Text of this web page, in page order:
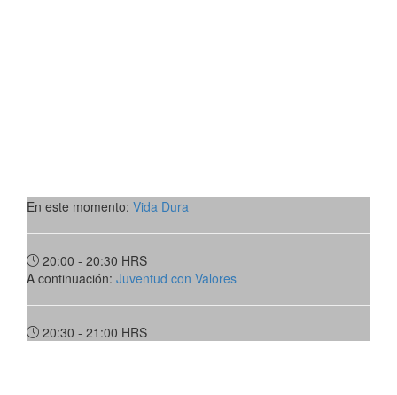
En este momento: Vida Dura
20:00 - 20:30 HRS
A continuación: Juventud con Valores
20:30 - 21:00 HRS